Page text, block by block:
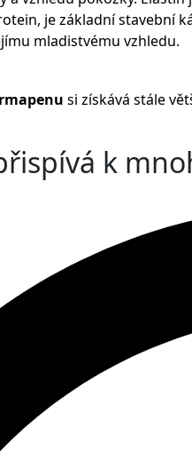
je základní stavební
mladistvému vzhledu.
si získává stále
k